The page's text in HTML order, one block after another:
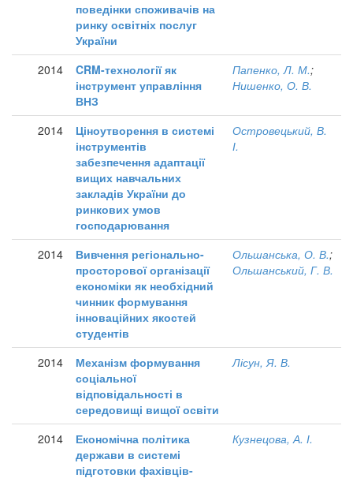
поведінки споживачів на
ринку освітніх послуг
України
2014
CRM-технології як
інструмент управління
ВНЗ
Папенко, Л. М.;
Нишенко, О. В.
2014
Ціноутворення в системі
інструментів
забезпечення адаптації
вищих навчальних
закладів України до
ринкових умов
господарювання
Островецький, В.
І.
2014
Вивчення регіонально-
просторової організації
економіки як необхідний
чинник формування
інноваційних якостей
студентів
Ольшанська, О. В.;
Ольшанський, Г. В.
2014
Механізм формування
соціальної
відповідальності в
середовищі вищої освіти
Лісун, Я. В.
2014
Економічна політика
держави в системі
підготовки фахівців-
Кузнецова, А. І.